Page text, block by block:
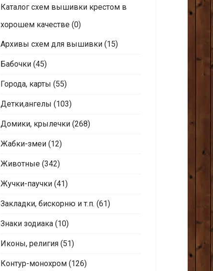
Каталог схем вышивки крестом в
хорошем качестве (0)
Архивы схем для вышивки (15)
Бабочки (45)
Города, карты (55)
Детки,ангелы (103)
Домики, крылечки (268)
Жабки-змеи (12)
Животные (342)
Жучки-паучки (41)
Закладки, бискорню и т.п. (61)
Знаки зодиака (10)
Иконы, религия (51)
Контур-монохром (126)